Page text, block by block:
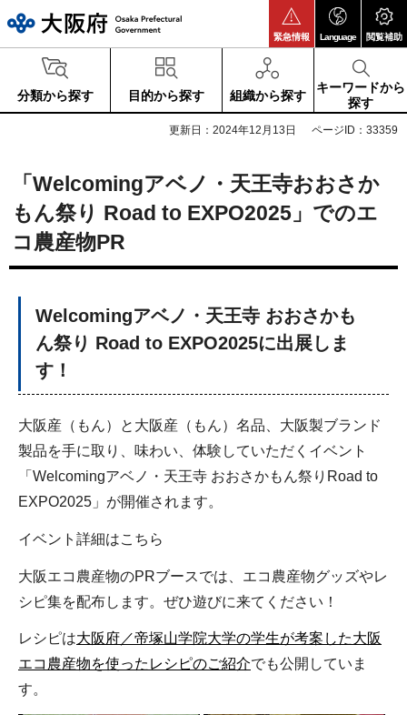
緊急情報 Language 閲覧補助
分類から探す 目的から探す 組織から探す
キーワードから
探す
更新日：2024年12月13日 ページID：33359
「Welcomingアベノ・天王寺おおさか
もん祭り Road to EXPO2025」でのエ
コ農産物PR
Welcomingアベノ・天王寺 おおさかも
ん祭り Road to EXPO2025に出展しま
す！
大阪産（もん）と大阪産（もん）名品、大阪製ブランド
製品を手に取り、味わい、体験していただくイベント
「Welcomingアベノ・天王寺 おおさかもん祭りRoad to
EXPO2025」が開催されます。
イベント詳細はこちら
大阪エコ農産物のPRブースでは、エコ農産物グッズやレ
シピ集を配布します。ぜひ遊びに来てください！
レシピは大阪府／帝塚山学院大学の学生が考案した大阪
エコ農産物を使ったレシピのご紹介でも公開していま
す。